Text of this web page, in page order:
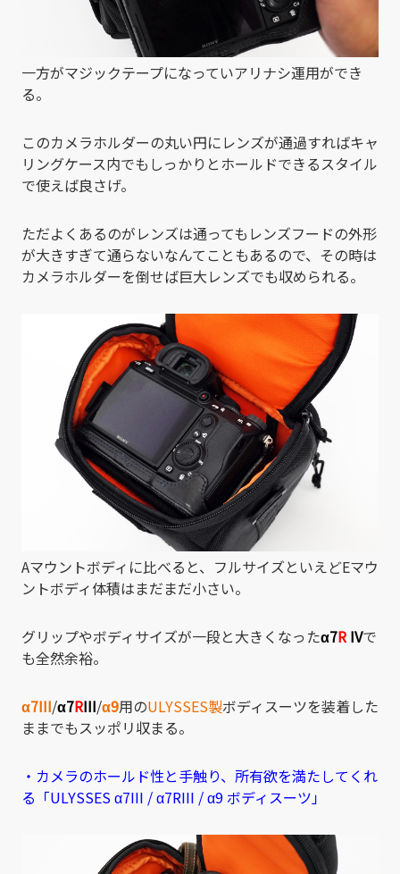
一方がマジックテープになっていアリナシ運用ができ
る。
このカメラホルダーの丸い円にレンズが通過すればキャ
リングケース内でもしっかりとホールドできるスタイル
で使えば良さげ。
ただよくあるのがレンズは通ってもレンズフードの外形
が大きすぎて通らないなんてこともあるので、その時は
カメラホルダーを倒せば巨大レンズでも収められる。
Aマウントボディに比べると、フルサイズといえどEマウ
ントボディ体積はまだまだ小さい。
グリップやボディサイズが一段と大きくなったα7R IVで
も全然余裕。
α7III/α7RIII/α9用のULYSSES製ボディスーツを装着した
ままでもスッポリ収まる。
・カメラのホールド性と手触り、所有欲を満たしてくれ
る「ULYSSES α7III / α7RIII / α9 ボディスーツ」